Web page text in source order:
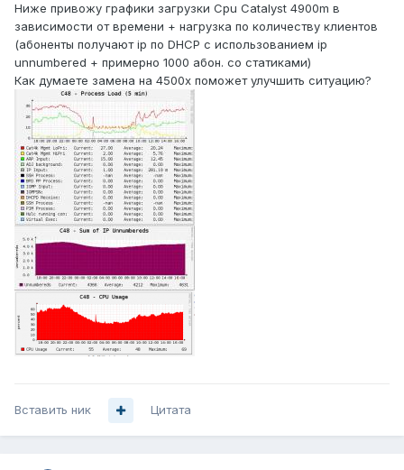
Ниже привожу графики загрузки Cpu Catalyst 4900m в
зависимости от времени + нагрузка по количеству клиентов
(абоненты получают ip по DHCP с использованием ip
unnumbered + примерно 1000 абон. со статиками)
Как думаете замена на 4500x поможет улучшить ситуацию?
Вставить ник Цитата